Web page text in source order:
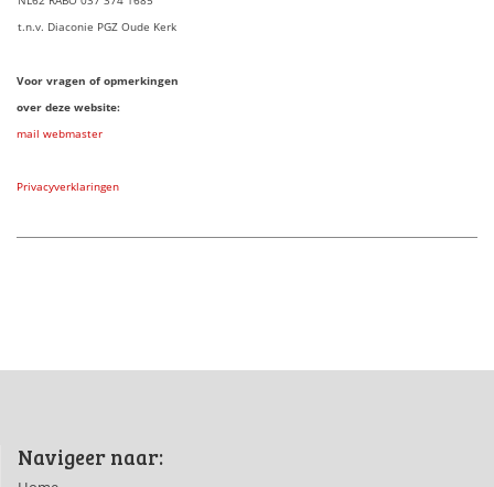
t.n.v. Diaconie PGZ Oude Kerk
Voor vragen of opmerkingen
over deze website:
mail webmaster
Privacyverklaringen
Navigeer naar: